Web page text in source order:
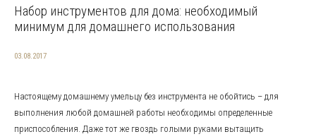
Набор инструментов для дома: необходимый
минимум для домашнего использования
03.08.2017
Настоящему домашнему умельцу без инструмента не обойтись – для
выполнения любой домашней работы необходимы определенные
приспособления. Даже тот же гвоздь голыми руками вытащить